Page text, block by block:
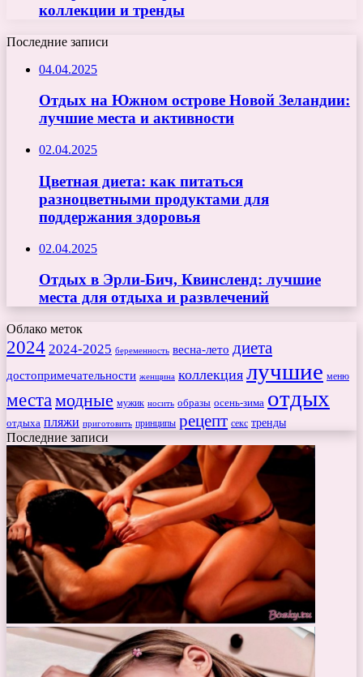
коллекции и тренды
Последние записи
04.04.2025
Отдых на Южном острове Новой Зеландии:
лучшие места и активности
02.04.2025
Цветная диета: как питаться
разноцветными продуктами для
поддержания здоровья
02.04.2025
Отдых в Эрли-Бич, Квинсленд: лучшие
места для отдыха и развлечений
Облако меток
2024 2024-2025 беременность весна-лето диета
достопримечательности женщина коллекция лучшие меню
места модные мужик носить образы осень-зима отдых
отдыха пляжи приготовить принципы рецепт секс тренды
Последние записи